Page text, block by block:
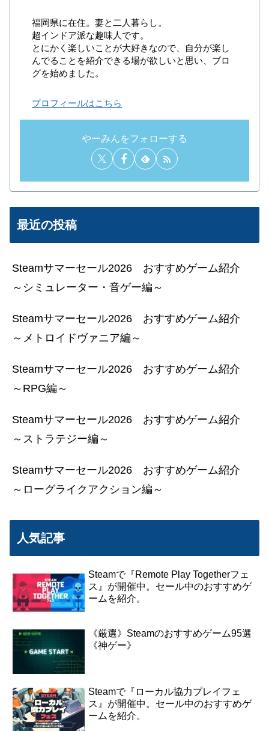
福岡県に在住。妻と二人暮らし。
超インドア派な趣味人です。
とにかく楽しいことが大好きなので、自分が楽し
んでることを紹介できる場が欲しいと思い、ブロ
グを始めました。
プロフィールはこちら
やーみんをフォローする
最近の投稿
Steamサマーセール2026 おすすめゲーム紹介
～シミュレーター・音ゲー編～
Steamサマーセール2026 おすすめゲーム紹介
～メトロイドヴァニア編～
Steamサマーセール2026 おすすめゲーム紹介
～RPG編～
Steamサマーセール2026 おすすめゲーム紹介
～ストラテジー編～
Steamサマーセール2026 おすすめゲーム紹介
～ローグライクアクション編～
人気記事
Steamで『Remote Play Togetherフェ
ス』が開催中。セール中のおすすめゲ
ームを紹介。
《厳選》Steamのおすすめゲーム95選
《神ゲー》
Steamで『ローカル協力プレイフェ
ス』が開催中。セール中のおすすめゲ
ームを紹介。